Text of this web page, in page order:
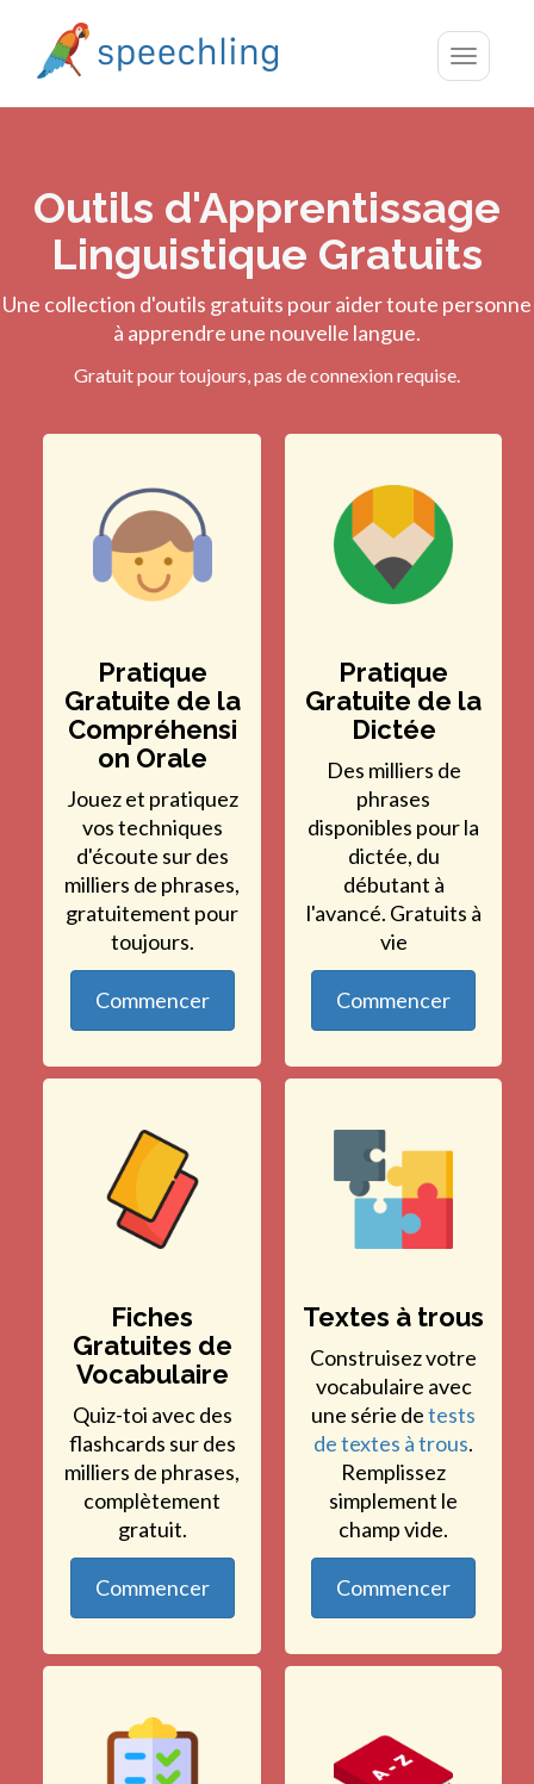
Toggle
Outils d'Apprentissage
Linguistique Gratuits
Une collection d'outils gratuits pour aider toute personne
à apprendre une nouvelle langue.
Gratuit pour toujours, pas de connexion requise.
Pratique
Gratuite de la
Compréhensi
on Orale
Jouez et pratiquez
vos techniques
d'écoute sur des
milliers de phrases,
gratuitement pour
toujours.
Commencer
Pratique
Gratuite de la
Dictée
Des milliers de
phrases
disponibles pour la
dictée, du
débutant à
l'avancé. Gratuits à
vie
Commencer
Fiches
Gratuites de
Vocabulaire
Quiz-toi avec des
flashcards sur des
milliers de phrases,
complètement
gratuit.
Commencer
Textes à trous
Construisez votre
vocabulaire avec
une série detests
de textes à trous.
Remplissez
simplement le
champ vide.
Commencer